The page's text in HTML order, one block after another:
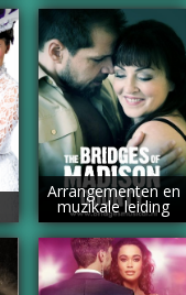
Arrangementen en
muzikale leiding